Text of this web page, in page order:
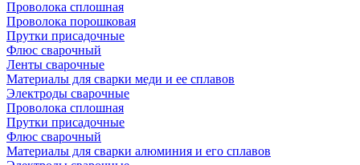
Проволока сплошная
Проволока порошковая
Прутки присадочные
Флюс сварочный
Ленты сварочные
Материалы для сварки меди и ее сплавов
Электроды сварочные
Проволока сплошная
Прутки присадочные
Флюс сварочный
Материалы для сварки алюминия и его сплавов